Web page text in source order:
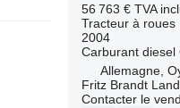
56 763 € TVA
Tracteur à roues
2004
Carburant diesel
Allemagne,
Fritz Brandt
Contacter le